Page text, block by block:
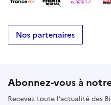
Nos partenaires
Abonnez-vous à
Recevez toute l’actualité des